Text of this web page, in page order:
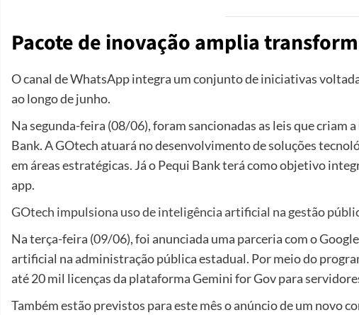
Pacote de inovação amplia
O canal de WhatsApp integra um conjunto de iniciativas
ao longo de junho.
Na segunda-feira (08/06), foram sancionadas as leis que criam
Bank. A GOtech atuará no desenvolvimento de soluções
em áreas estratégicas. Já o Pequi Bank terá como objetivo
app.
GOtech impulsiona uso de inteligência artificial na gestão
Na terça-feira (09/06), foi anunciada uma parceria com o
artificial na administração pública estadual. Por meio do
até 20 mil licenças da plataforma Gemini for Gov para
Também estão previstos para este mês o anúncio de um novo